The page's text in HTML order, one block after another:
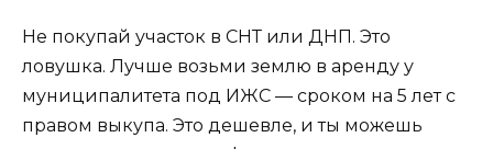
Не покупай участок в СНТ или ДНП. Это
ловушка. Лучше возьми землю в аренду у
муниципалитета под ИЖС — сроком на 5 лет с
правом выкупа. Это дешевле, и ты можешь